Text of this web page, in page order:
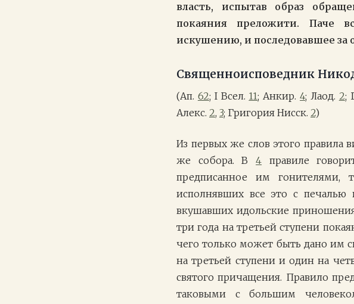
власть, испытав образ
покаяния преложити. Паче
искушению, и последовавшее за
Cвященноисповедник
(Ап. 62; I Всел. 11; Анкир.4; Лаод. 2;
Алекс. 2, 3; Григория Нисск. 2)
Из первых же слов этого правила
же собора. В4 правиле
предписанное им
исполнявших все это с печалью
вкушавших идольские
три года на третьей ступени
чего только может быть дано им
на третьей ступени и один на
святого причащения. Правило
таковыми с большим